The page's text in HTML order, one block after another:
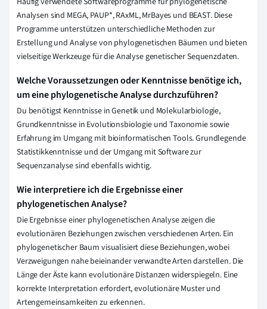
Analysen sind MEGA, PAUP*, RAxML, MrBayes und BEAST. Diese
Programme unterstützen unterschiedliche Methoden zur
Erstellung und Analyse von phylogenetischen Bäumen und bieten
vielseitige Werkzeuge für die Analyse genetischer Sequenzdaten.
Welche Voraussetzungen oder Kenntnisse benötige ich,
um eine phylogenetische Analyse durchzuführen?
Du benötigst Kenntnisse in Genetik und Molekularbiologie,
Grundkenntnisse in Evolutionsbiologie und Taxonomie sowie
Erfahrung im Umgang mit bioinformatischen Tools. Grundlegende
Statistikkenntnisse und der Umgang mit Software zur
Sequenzanalyse sind ebenfalls wichtig.
Wie interpretiere ich die Ergebnisse einer
phylogenetischen Analyse?
Die Ergebnisse einer phylogenetischen Analyse zeigen die
evolutionären Beziehungen zwischen verschiedenen Arten. Ein
phylogenetischer Baum visualisiert diese Beziehungen, wobei
Verzweigungen nahe beieinander verwandte Arten darstellen. Die
Länge der Äste kann evolutionäre Distanzen widerspiegeln. Eine
korrekte Interpretation erfordert, evolutionäre Muster und
Artengemeinsamkeiten zu erkennen.